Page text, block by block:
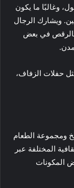
وغالبًا ما يكون
ويشارك الرجال
في بعض
حفلات الزفاف،
ومجموعة الطعام
المختلفة عبر
المكونات